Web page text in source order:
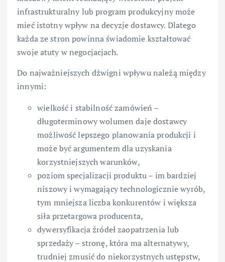
infrastrukturalny lub program produkcyjny może
mieć istotny wpływ na decyzje dostawcy. Dlatego
każda ze stron powinna świadomie kształtować
swoje atuty w negocjacjach.
Do najważniejszych dźwigni wpływu należą między
innymi:
wielkość i stabilność zamówień –
długoterminowy wolumen daje dostawcy
możliwość lepszego planowania produkcji i
może być argumentem dla uzyskania
korzystniejszych warunków,
poziom specjalizacji produktu – im bardziej
niszowy i wymagający technologicznie wyrób,
tym mniejsza liczba konkurentów i większa
siła przetargowa producenta,
dywersyfikacja źródeł zaopatrzenia lub
sprzedaży – stronę, która ma alternatywy,
trudniej zmusić do niekorzystnych ustępstw,